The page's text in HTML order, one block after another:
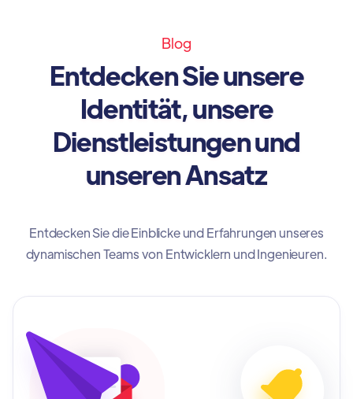
Blog
Entdecken Sie unsere
Identität, unsere
Dienstleistungen und
unseren Ansatz
Entdecken Sie die Einblicke und Erfahrungen unseres
dynamischen Teams von Entwicklern und Ingenieuren.